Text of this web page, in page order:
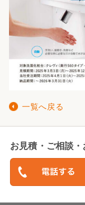
一覧へ戻る
お見積・ご相談